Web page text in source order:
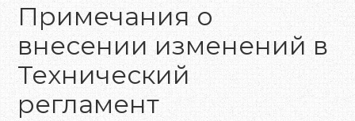
Примечания о
внесении изменений в
Технический
регламент